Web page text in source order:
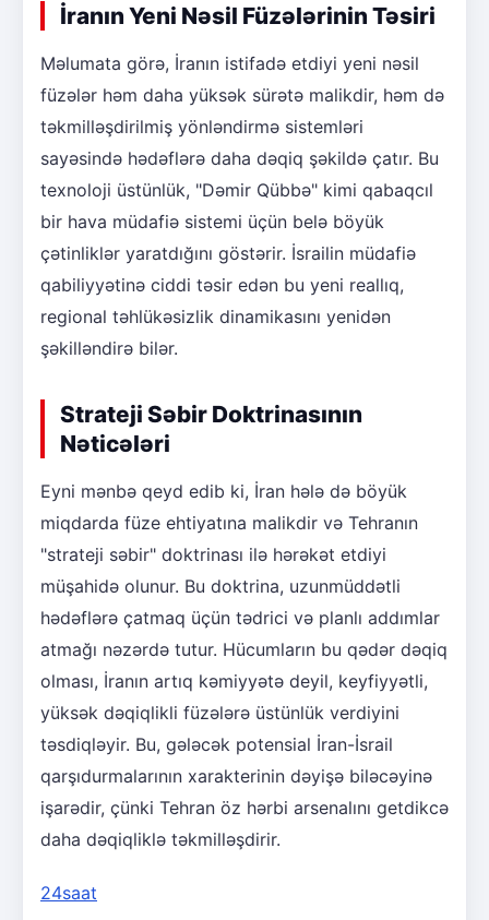
İranın Yeni Nəsil Füzələrinin Təsiri
Məlumata görə, İranın istifadə etdiyi yeni nəsil
füzələr həm daha yüksək sürətə malikdir, həm də
təkmilləşdirilmiş yönləndirmə sistemləri
sayəsində hədəflərə daha dəqiq şəkildə çatır. Bu
texnoloji üstünlük, "Dəmir Qübbə" kimi qabaqcıl
bir hava müdafiə sistemi üçün belə böyük
çətinliklər yaratdığını göstərir. İsrailin müdafiə
qabiliyyətinə ciddi təsir edən bu yeni reallıq,
regional təhlükəsizlik dinamikasını yenidən
şəkilləndirə bilər.
Strateji Səbir Doktrinasının
Nəticələri
Eyni mənbə qeyd edib ki, İran hələ də böyük
miqdarda füze ehtiyatına malikdir və Tehranın
"strateji səbir" doktrinası ilə hərəkət etdiyi
müşahidə olunur. Bu doktrina, uzunmüddətli
hədəflərə çatmaq üçün tədrici və planlı addımlar
atmağı nəzərdə tutur. Hücumların bu qədər dəqiq
olması, İranın artıq kəmiyyətə deyil, keyfiyyətli,
yüksək dəqiqlikli füzələrə üstünlük verdiyini
təsdiqləyir. Bu, gələcək potensial İran-İsrail
qarşıdurmalarının xarakterinin dəyişə biləcəyinə
işarədir, çünki Tehran öz hərbi arsenalını getdikcə
daha dəqiqliklə təkmilləşdirir.
24saat